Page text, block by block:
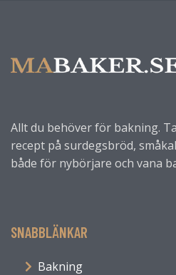
Allt du behöver för bakning.
recept på surdegsbröd,
både för nybörjare och vana
SNABBLÄNKAR
Bakning